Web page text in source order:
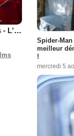
Hunger Games - L'embrasement
Spider-
meilleur
!
mercredi 5